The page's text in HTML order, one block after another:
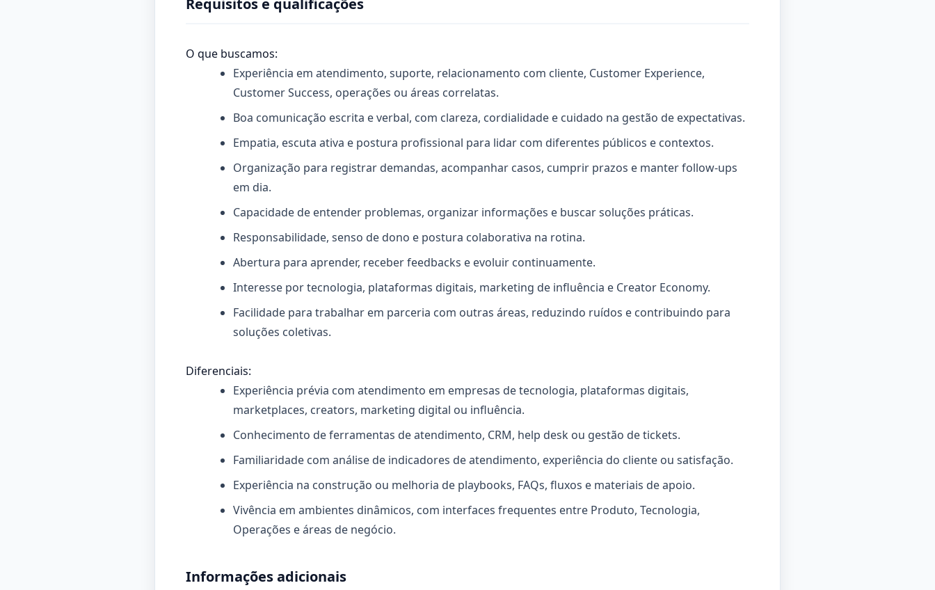
Requisitos e qualificações
O que buscamos:
Experiência em atendimento, suporte, relacionamento com cliente, Customer Experience,
Customer Success, operações ou áreas correlatas.
Boa comunicação escrita e verbal, com clareza, cordialidade e cuidado na gestão de expectativas.
Empatia, escuta ativa e postura profissional para lidar com diferentes públicos e contextos.
Organização para registrar demandas, acompanhar casos, cumprir prazos e manter follow-ups
em dia.
Capacidade de entender problemas, organizar informações e buscar soluções práticas.
Responsabilidade, senso de dono e postura colaborativa na rotina.
Abertura para aprender, receber feedbacks e evoluir continuamente.
Interesse por tecnologia, plataformas digitais, marketing de influência e Creator Economy.
Facilidade para trabalhar em parceria com outras áreas, reduzindo ruídos e contribuindo para
soluções coletivas.
Diferenciais:
Experiência prévia com atendimento em empresas de tecnologia, plataformas digitais,
marketplaces, creators, marketing digital ou influência.
Conhecimento de ferramentas de atendimento, CRM, help desk ou gestão de tickets.
Familiaridade com análise de indicadores de atendimento, experiência do cliente ou satisfação.
Experiência na construção ou melhoria de playbooks, FAQs, fluxos e materiais de apoio.
Vivência em ambientes dinâmicos, com interfaces frequentes entre Produto, Tecnologia,
Operações e áreas de negócio.
Informações adicionais